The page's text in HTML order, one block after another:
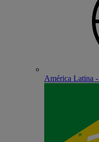
América Latina